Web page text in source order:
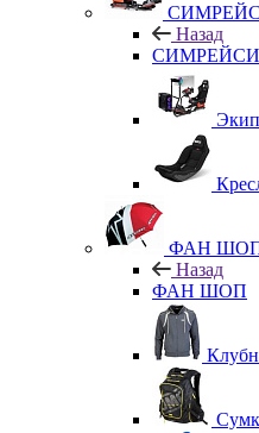
Назад
ФАН
Назад
ФАН ШОП